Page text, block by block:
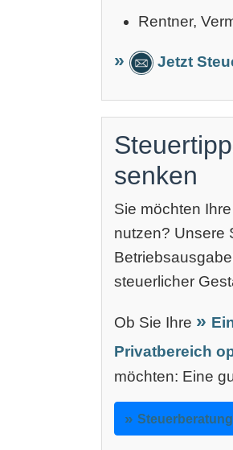
Rentner,
Jetzt
senken
Sie möchten Ihre
nutzen? Unsere
steuerlicher
Ob Sie Ihre
Privatbereich
möchten: Eine